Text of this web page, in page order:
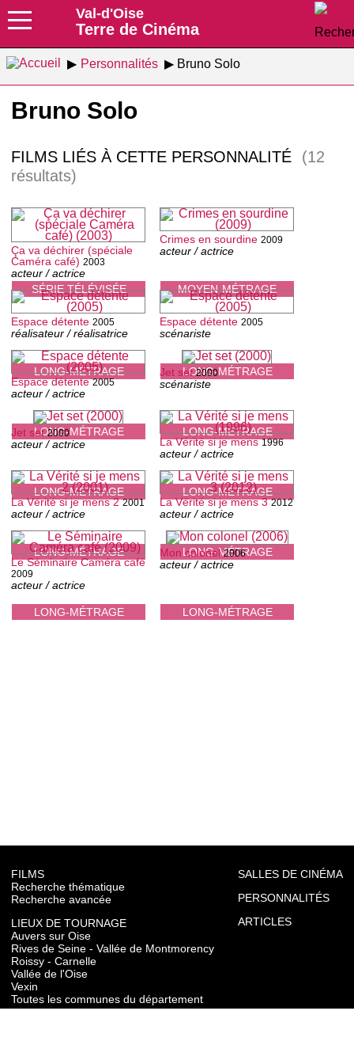
Val-d'Oise
Terre de Cinéma
Personnalités Bruno Solo
Bruno Solo
FILMS LIÉS À CETTE PERSONNALITÉ
(12
résultats)
SÉRIE TÉLÉVISÉE
Ça va déchirer (spéciale
Caméra café) 2003
acteur / actrice
MOYEN-MÉTRAGE
Crimes en sourdine 2009
acteur / actrice
LONG-MÉTRAGE
Espace détente 2005
réalisateur / réalisatrice
LONG-MÉTRAGE
Espace détente 2005
scénariste
LONG-MÉTRAGE
Espace détente 2005
acteur / actrice
LONG-MÉTRAGE
Jet set 2000
scénariste
LONG-MÉTRAGE
Jet set 2000
acteur / actrice
LONG-MÉTRAGE
La Vérité si je mens 1996
acteur / actrice
LONG-MÉTRAGE
La Vérité si je mens 2 2001
acteur / actrice
LONG-MÉTRAGE
La Vérité si je mens 3 2012
acteur / actrice
LONG-MÉTRAGE
Le Séminaire Caméra café
2009
acteur / actrice
LONG-MÉTRAGE
Mon colonel 2006
acteur / actrice
FILMS
Recherche thématique
Recherche avancée
LIEUX DE TOURNAGE
Auvers sur Oise
Rives de Seine - Vallée de Montmorency
Roissy - Carnelle
Vallée de l'Oise
Vexin
Toutes les communes du département
SALLES DE CINÉMA
PERSONNALITÉS
ARTICLES